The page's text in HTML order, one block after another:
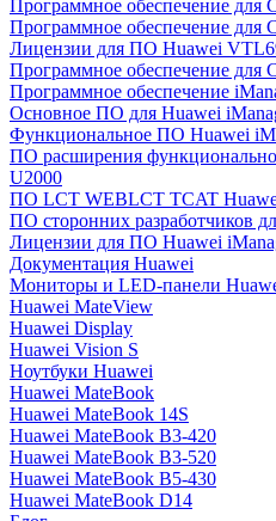
Программное обеспечение для
Программное обеспечение
Лицензии для ПО Huawei
Программное обеспечение
Программное обеспечение
Основное ПО для Huawei
Функциональное ПО Huawei
ПО расширения
U2000
ПО LCT WEBLCT TCAT
ПО сторонних разработчиков
Лицензии для ПО Huawei
Документация Huawei
Мониторы и LED-панели
Huawei MateView
Huawei Display
Huawei Vision S
Ноутбуки Huawei
Huawei MateBook
Huawei MateBook 14S
Huawei MateBook B3-420
Huawei MateBook B3-520
Huawei MateBook B5-430
Huawei MateBook D14